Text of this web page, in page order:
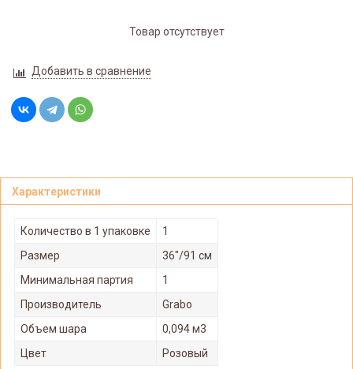
Товар отсутствует
Добавить в сравнение
Характеристики
Количество в 1 упаковке
1
Размер
36"/91 см
Минимальная партия
1
Производитель
Grabo
Объем шара
0,094 м3
Цвет
Розовый